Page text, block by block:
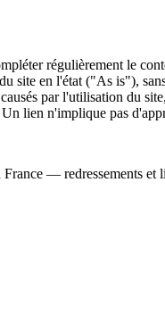
régulièrement le
site en l'état ("As is"),
par l'utilisation du
lien n'implique pas
— redressements et